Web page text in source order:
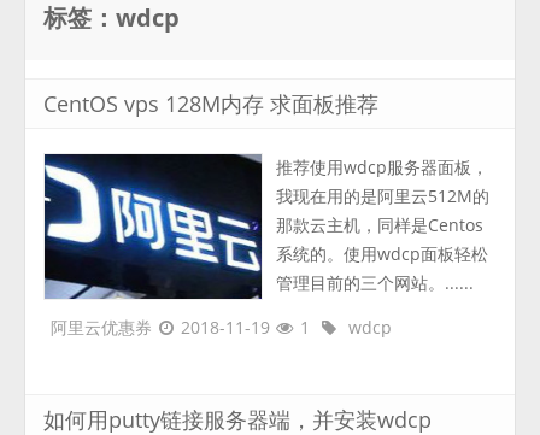
标签：wdcp
CentOS vps 128M内存 求面板推荐
推荐使用wdcp服务器面板，
我现在用的是阿里云512M的
那款云主机，同样是Centos
系统的。使用wdcp面板轻松
管理目前的三个网站。......
阿里云优惠券
2018-11-19 1 wdcp
如何用putty链接服务器端，并安装wdcp